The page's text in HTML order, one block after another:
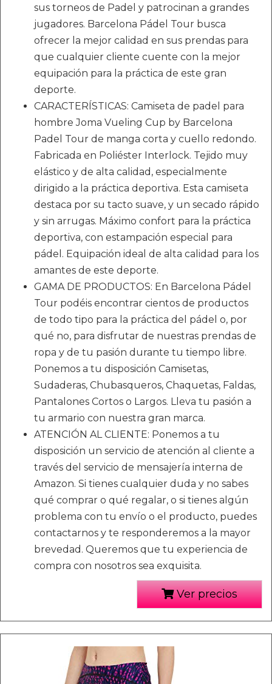
sus torneos de Padel y patrocinan a grandes
jugadores. Barcelona Pádel Tour busca
ofrecer la mejor calidad en sus prendas para
que cualquier cliente cuente con la mejor
equipación para la práctica de este gran
deporte.
CARACTERÍSTICAS: Camiseta de padel para
hombre Joma Vueling Cup by Barcelona
Padel Tour de manga corta y cuello redondo.
Fabricada en Poliéster Interlock. Tejido muy
elástico y de alta calidad, especialmente
dirigido a la práctica deportiva. Esta camiseta
destaca por su tacto suave, y un secado rápido
y sin arrugas. Máximo confort para la práctica
deportiva, con estampación especial para
pádel. Equipación ideal de alta calidad para los
amantes de este deporte.
GAMA DE PRODUCTOS: En Barcelona Pádel
Tour podéis encontrar cientos de productos
de todo tipo para la práctica del pádel o, por
qué no, para disfrutar de nuestras prendas de
ropa y de tu pasión durante tu tiempo libre.
Ponemos a tu disposición Camisetas,
Sudaderas, Chubasqueros, Chaquetas, Faldas,
Pantalones Cortos o Largos. Lleva tu pasión a
tu armario con nuestra gran marca.
ATENCIÓN AL CLIENTE: Ponemos a tu
disposición un servicio de atención al cliente a
través del servicio de mensajería interna de
Amazon. Si tienes cualquier duda y no sabes
qué comprar o qué regalar, o si tienes algún
problema con tu envío o el producto, puedes
contactarnos y te responderemos a la mayor
brevedad. Queremos que tu experiencia de
compra con nosotros sea exquisita.
Ver precios